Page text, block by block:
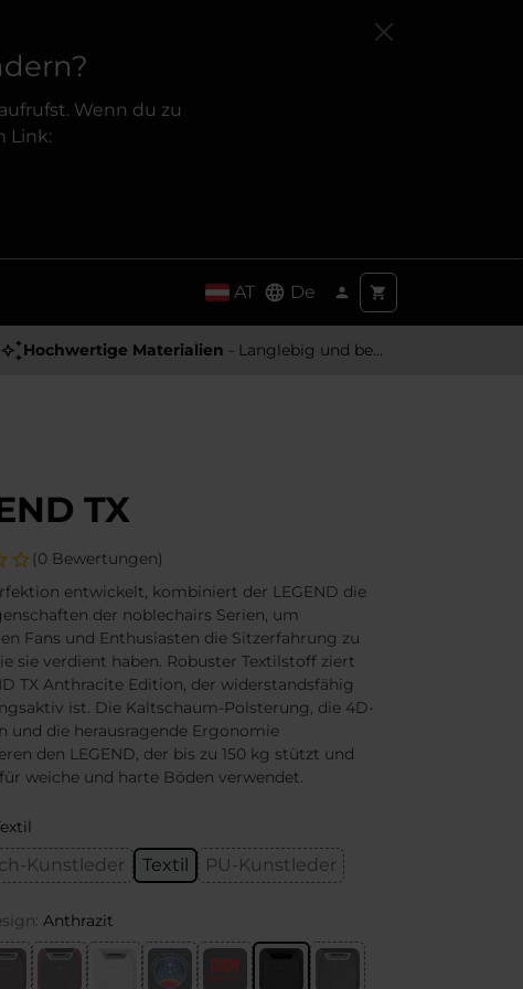
Wenn du zu
Link:
AT De
Hochwertige Materialien - Langlebig und besonders Angenehm
TX
(0 Bewertungen)
entwickelt, kombiniert der LEGEND die
der noblechairs Serien, um
Fans und Enthusiasten die Sitzerfahrung zu
sie verdient haben. Robuster Textilstoff ziert
TX Anthracite Edition, der widerstandsfähig
ist. Die Kaltschaum-Polsterung, die 4D-
und die herausragende Ergonomie
den LEGEND, der bis zu 150 kg stützt und
weiche und harte Böden verwendet.
Kunstleder Textil PU-Kunstleder
Anthrazit